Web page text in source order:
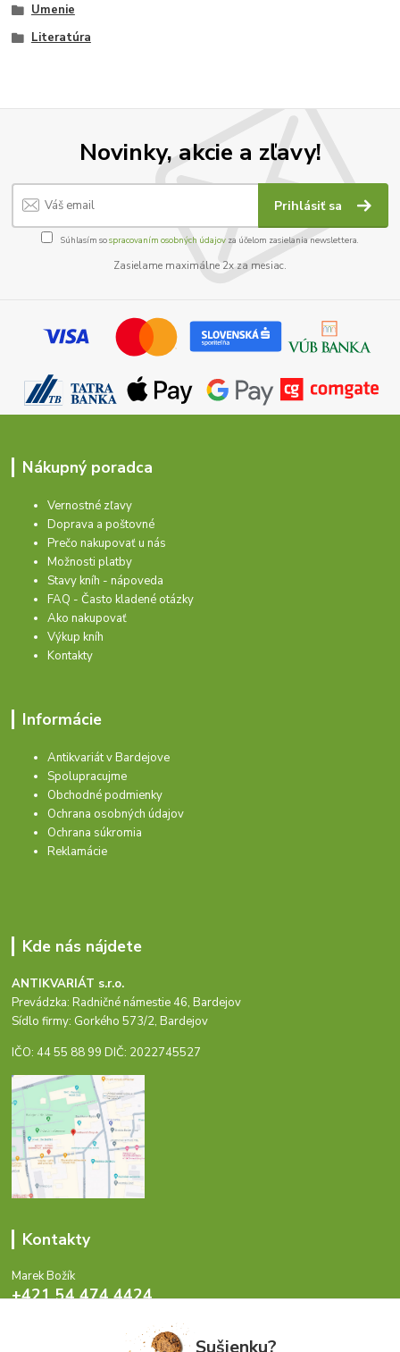
Umenie
Literatúra
Novinky, akcie a zľavy!
Prihlásiť sa
Súhlasím sospracovaním osobných údajov za účelom zasielania newslettera.
Zasielame maximálne 2x za mesiac.
Nákupný poradca
Vernostné zľavy
Doprava a poštovné
Prečo nakupovať u nás
Možnosti platby
Stavy kníh - nápoveda
FAQ - Často kladené otázky
Ako nakupovať
Výkup kníh
Kontakty
Informácie
Antikvariát v Bardejove
Spolupracujme
Obchodné podmienky
Ochrana osobných údajov
Ochrana súkromia
Reklamácie
Kde nás nájdete
ANTIKVARIÁT s.r.o.
Prevádzka: Radničné námestie 46, Bardejov
Sídlo firmy: Gorkého 573/2, Bardejov
IČO: 44 55 88 99 DIČ: 2022745527
Kontakty
Marek Božík
+421 54 474 4424
info@antikvariat.sk Sušienku?